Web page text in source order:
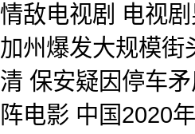
情敌电视剧 电视
加州爆发大规模街
清 保安疑因停车
阵电影 中国2020